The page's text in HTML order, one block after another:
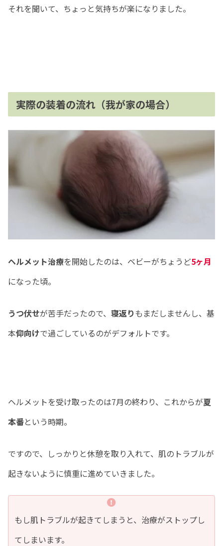
それを聞いて、ちょっと気持ちが楽になりました。
実際の装着の流れ（我が家の場合）
ヘルメット治療を開始したのは、ベビーがちょうど5ヶ月
になった頃。
うつ伏せが苦手だったので、 寝返りもまだしませんし、基
本仰向けで過ごしているのがデフォルトです。
ヘルメットを受け取ったのは7月の終わり、これからが夏
本番という時期。
ですので、しっかりと休憩を取り入れて、肌のトラブルが
起きないように慎重に進めていきました。
もし肌トラブルが起きてしまうと、治療がストップし
てしまいます。